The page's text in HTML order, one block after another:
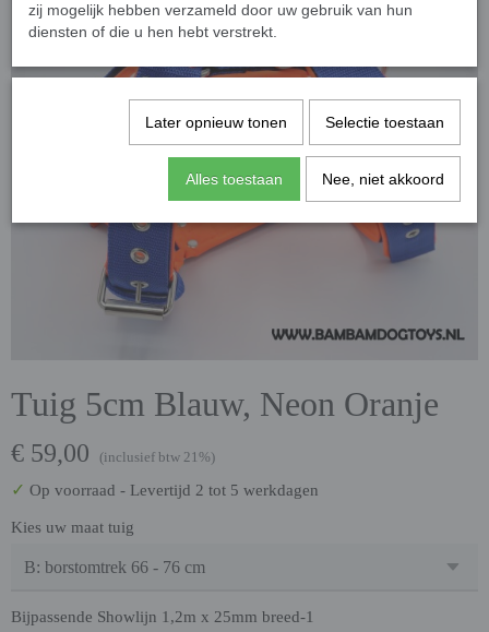
Tuig 5cm Blauw, Neon Oranje
€ 59,00 (inclusief btw 21%)
✓ Op voorraad - Levertijd 2 tot 5 werkdagen
Kies uw maat tuig
Bijpassende Showlijn 1,2m x 25mm breed-1
zij mogelijk hebben verzameld door uw gebruik van hun
diensten of die u hen hebt verstrekt.
Later opnieuw tonen Selectie toestaan
Alles toestaan Nee, niet akkoord